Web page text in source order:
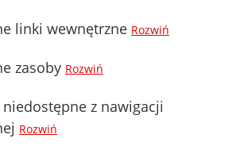
linki wewnętrzne Rozwiń
zasoby Rozwiń
z nawigacji
Rozwiń